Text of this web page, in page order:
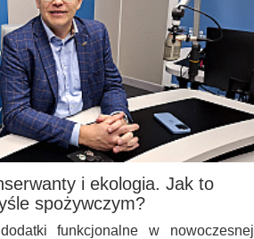
i ekologia. Jak to
spożywczym?
funkcjonalne w nowoczesnej